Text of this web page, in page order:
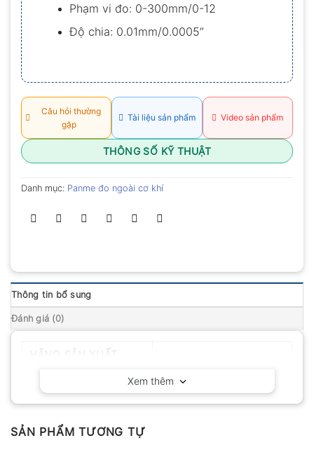
Phạm vi đo: 0-300mm/0-12
Độ chia: 0.01mm/0.0005”
Câu hỏi thường
gặp
Tài liệu sản phẩm Video sản phẩm
THÔNG SỐ KỸ THUẬT
Danh mục: Panme đo ngoài cơ khí
Thông tin bổ sung
Đánh giá (0)
Xem thêm
SẢN PHẨM TƯƠNG TỰ